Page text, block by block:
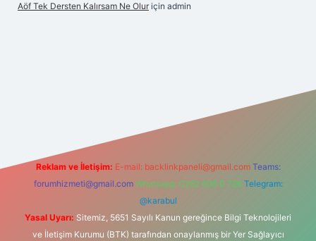
Aöf Tek Dersten Kalırsam Ne Olur için admin
Reklam ve İletişim: E-mail: backlinkpaneli@gmail.com Teams:
forumhizmeti@gmail.com Whatsapp: 0262 606 0 726 Telegram:
@karabul
Yasal Uyarı: Sitemiz, 5651 Sayılı Kanun gereğince Bilgi Teknolojileri
ve İletişim Kurumu (BTK) tarafından onaylanmış bir Yer Sağlayıcı